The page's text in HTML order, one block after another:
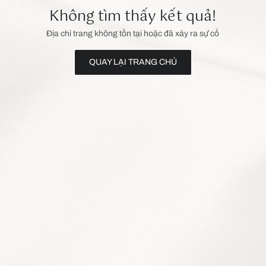
Không tìm thấy kết quả!
Địa chỉ trang không tồn tại hoặc đã xảy ra sự cố
QUAY LẠI TRANG CHỦ